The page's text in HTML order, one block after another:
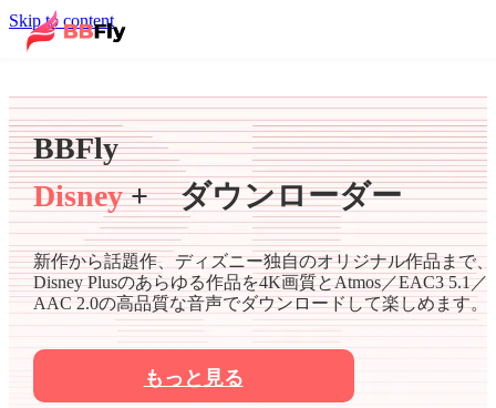
Skip to content
BBFly
Disney+ ダウンローダー
新作から話題作、ディズニー独自のオリジナル作品まで、
Disney Plusのあらゆる作品を4K画質とAtmos／EAC3 5.1／
AAC 2.0の高品質な音声でダウンロードして楽しめます。
もっと見る